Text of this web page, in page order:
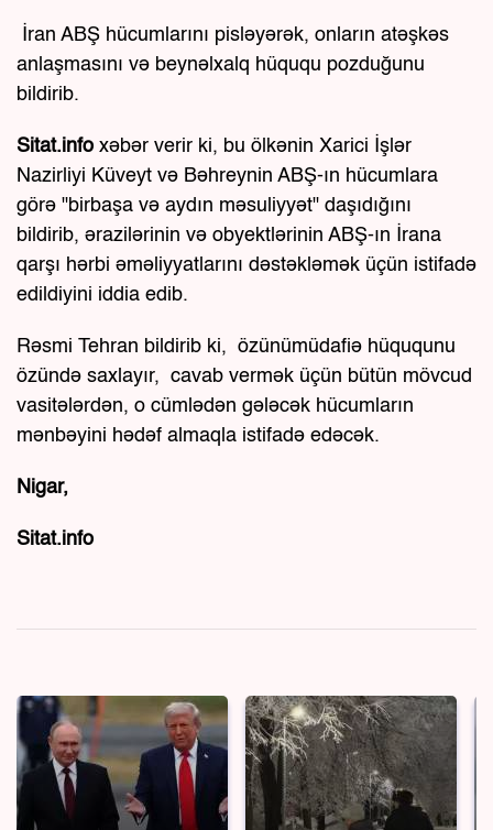
İran ABŞ hücumlarını pisləyərək, onların atəşkəs
anlaşmasını və beynəlxalq hüququ pozduğunu
bildirib.
Sitat.info xəbər verir ki, bu ölkənin Xarici İşlər
Nazirliyi Küveyt və Bəhreynin ABŞ-ın hücumlara
görə "birbaşa və aydın məsuliyyət" daşıdığını
bildirib, ərazilərinin və obyektlərinin ABŞ-ın İrana
qarşı hərbi əməliyyatlarını dəstəkləmək üçün istifadə
edildiyini iddia edib.
Rəsmi Tehran bildirib ki, özünümüdafiə hüququnu
özündə saxlayır, cavab vermək üçün bütün mövcud
vasitələrdən, o cümlədən gələcək hücumların
mənbəyini hədəf almaqla istifadə edəcək.
Nigar,
Sitat.info